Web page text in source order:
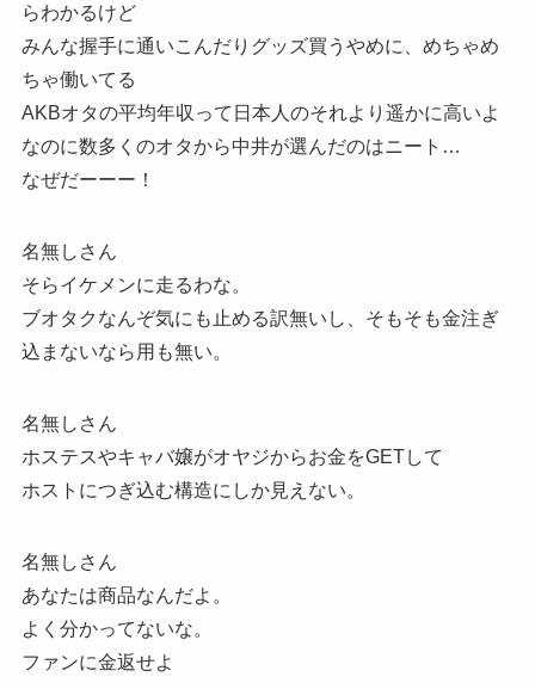
らわかるけど
みんな握手に通いこんだりグッズ買うやめに、めちゃめ
ちゃ働いてる
AKBオタの平均年収って日本人のそれより遥かに高いよ
なのに数多くのオタから中井が選んだのはニート…
なぜだーーー！
名無しさん
そらイケメンに走るわな。
ブオタクなんぞ気にも止める訳無いし、そもそも金注ぎ
込まないなら用も無い。
名無しさん
ホステスやキャバ嬢がオヤジからお金をGETして
ホストにつぎ込む構造にしか見えない。
名無しさん
あなたは商品なんだよ。
よく分かってないな。
ファンに金返せよ